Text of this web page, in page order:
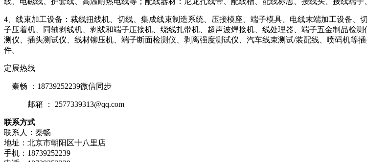
4、线束加工设备：裁线扭线机、切线、集成线束制造系统、压接模座、端子模具、电线末端加工设备
子压着机、同轴剥线机、剥线和端子压接机、绕线扎带机、超声波焊接机、线处理器、端子五金制品检
测仪、插头测试仪、线材铆压机、端子断面检测仪、剥离强度测试仪、汽车线束测试/装配线、喷码机等
件。
定展热线
秦畅 ：18739252239微信同步
邮箱 ： 2577339313@qq.com
联系方式
联系人：秦畅
地址：北京市朝阳区十八里店
手机：18739252239